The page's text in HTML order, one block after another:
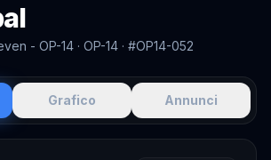
- OP-14 · OP-14 · #OP14-052
Grafico Annunci